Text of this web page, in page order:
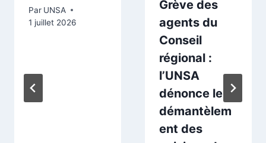
Par UNSA
1 juillet 2026
Grève des
agents du
Conseil
régional :
l’UNSA
dénonce le
démantèlem
ent des